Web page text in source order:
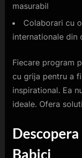
masurabil
Colaborari cu
internationale din
Fiecare program
cu grija pentru a
inspirational. Ea
ideale. Ofera
Descopera
Babici